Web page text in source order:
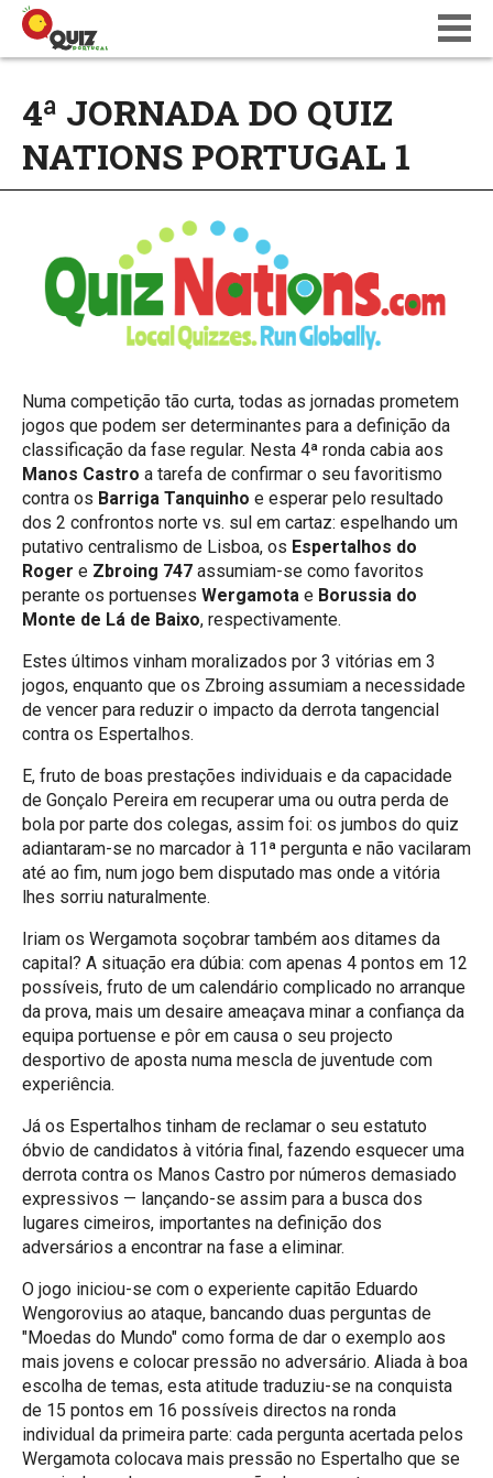
CALENDÁRIO
4ª JORNADA DO QUIZ
NATIONS PORTUGAL 1
Numa competição tão curta, todas as jornadas prometem
jogos que podem ser determinantes para a definição da
classificação da fase regular. Nesta 4ª ronda cabia aos
Manos Castro a tarefa de confirmar o seu favoritismo
contra os Barriga Tanquinho e esperar pelo resultado
dos 2 confrontos norte vs. sul em cartaz: espelhando um
putativo centralismo de Lisboa, os Espertalhos do
Roger e Zbroing 747 assumiam-se como favoritos
perante os portuenses Wergamota e Borussia do
Monte de Lá de Baixo, respectivamente.
Estes últimos vinham moralizados por 3 vitórias em 3
jogos, enquanto que os Zbroing assumiam a necessidade
de vencer para reduzir o impacto da derrota tangencial
contra os Espertalhos.
E, fruto de boas prestações individuais e da capacidade
de Gonçalo Pereira em recuperar uma ou outra perda de
bola por parte dos colegas, assim foi: os jumbos do quiz
adiantaram-se no marcador à 11ª pergunta e não vacilaram
até ao fim, num jogo bem disputado mas onde a vitória
lhes sorriu naturalmente.
Iriam os Wergamota soçobrar também aos ditames da
capital? A situação era dúbia: com apenas 4 pontos em 12
possíveis, fruto de um calendário complicado no arranque
da prova, mais um desaire ameaçava minar a confiança da
equipa portuense e pôr em causa o seu projecto
desportivo de aposta numa mescla de juventude com
experiência.
Já os Espertalhos tinham de reclamar o seu estatuto
óbvio de candidatos à vitória final, fazendo esquecer uma
derrota contra os Manos Castro por números demasiado
expressivos — lançando-se assim para a busca dos
lugares cimeiros, importantes na definição dos
adversários a encontrar na fase a eliminar.
O jogo iniciou-se com o experiente capitão Eduardo
Wengorovius ao ataque, bancando duas perguntas de
"Moedas do Mundo" como forma de dar o exemplo aos
mais jovens e colocar pressão no adversário. Aliada à boa
escolha de temas, esta atitude traduziu-se na conquista
de 15 pontos em 16 possíveis directos na ronda
individual da primeira parte: cada pergunta acertada pelos
Wergamota colocava mais pressão no Espertalho que se